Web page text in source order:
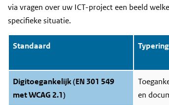
via vragen over uw ICT-project een beeld
specifieke situatie.
Standaard Typering
Digitoegankelijk (EN 301 549
met WCAG 2.1)
en